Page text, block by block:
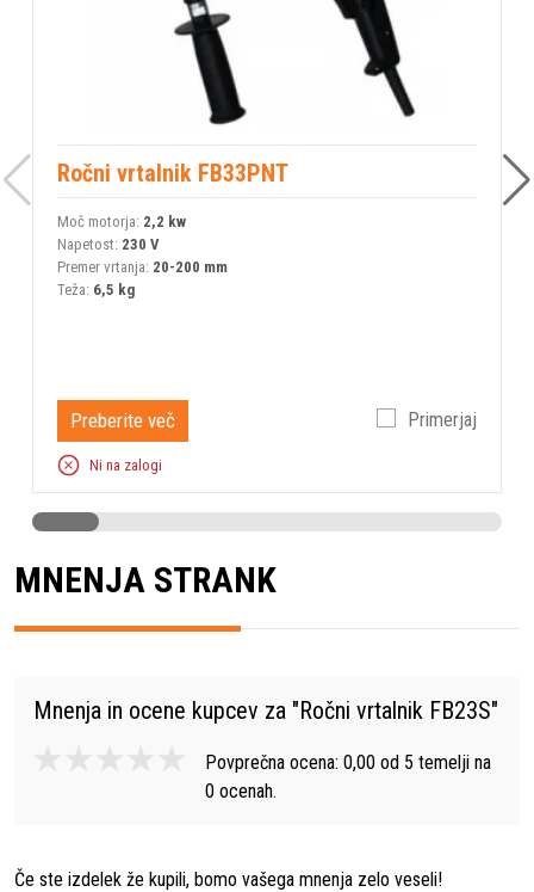
Ročni vrtalnik FB33PNT
Moč motorja: 2,2 kw
Napetost: 230 V
Premer vrtanja: 20-200 mm
Teža: 6,5 kg
Preberite več Primerjaj
Ni na zalogi
MNENJA STRANK
Mnenja in ocene kupcev za "Ročni vrtalnik FB23S"
Povprečna ocena: 0,00 od 5 temelji na
0 ocenah.
Če ste izdelek že kupili, bomo vašega mnenja zelo veseli!